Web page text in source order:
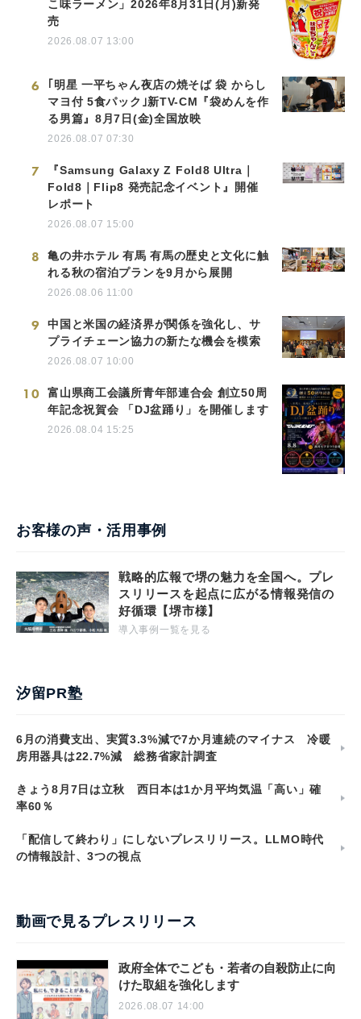
こ味ラーメン」2026年8月31日(月)新発
売
2026.08.07 13:00
6
｢明星 一平ちゃん夜店の焼そば 袋 からし
マヨ付 5食パック｣新TV-CM『袋めんを作
る男篇』8月7日(金)全国放映
2026.08.07 07:30
7
『Samsung Galaxy Z Fold8 Ultra｜
Fold8｜Flip8 発売記念イベント』開催
レポート
2026.08.07 15:00
8
亀の井ホテル 有馬 有馬の歴史と文化に触
れる秋の宿泊プランを9月から展開
2026.08.06 11:00
9
中国と米国の経済界が関係を強化し、サ
プライチェーン協力の新たな機会を模索
2026.08.07 10:00
10
富山県商工会議所青年部連合会 創立50周
年記念祝賀会 「DJ盆踊り」を開催します
2026.08.04 15:25
お客様の声・活用事例
戦略的広報で堺の魅力を全国へ。プレ
スリリースを起点に広がる情報発信の
好循環【堺市様】
導入事例一覧を見る
汐留PR塾
6月の消費支出、実質3.3%減で7か月連続のマイナス 冷暖
房用器具は22.7%減 総務省家計調査
きょう8月7日は立秋 西日本は1か月平均気温「高い」確
率60％
「配信して終わり」にしないプレスリリース。LLMO時代
の情報設計、3つの視点
動画で見るプレスリリース
政府全体でこども・若者の自殺防止に向
けた取組を強化します
2026.08.07 14:00